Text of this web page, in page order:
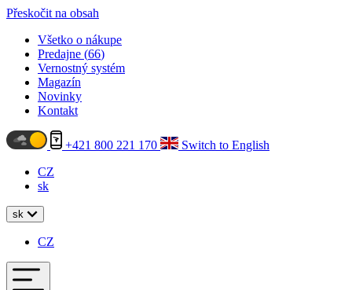
Přeskočit na obsah
Všetko o nákupe
Predajne (66)
Vernostný systém
Magazín
Novinky
Kontakt
+421 800 221 170
Switch to English
CZ
sk
sk
CZ